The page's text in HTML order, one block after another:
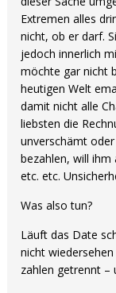
Extremen alles
nicht, ob er darf.
jedoch innerlich
möchte gar nicht
heutigen Welt
damit nicht alle
liebsten die
unverschämt
bezahlen, will ihm
etc. etc.
Was also tun?
Läuft das Date
nicht
zahlen getrennt –